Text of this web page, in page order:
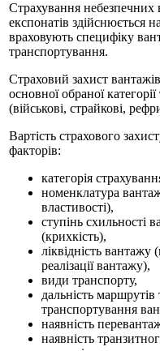
Страхування небезпечних
експонатів здійснюється
враховують специфіку
транспортування.
Страховий захист
основної обраної
(військові, страйкові,
Вартість страхового
факторів:
категорія
номенклатура
властивості),
ступінь схильності
(крихкість),
ліквідність
реалізації вантажу),
види транспорту,
дальність маршрутів
транспортування
наявність
наявність